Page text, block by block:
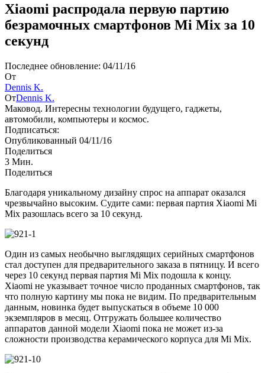
Xiaomi распродала первую партию
безрамочных смартфонов Mi Mix за 10
секунд
Последнее обновление: 04/11/16
От
Dennis K.
ОтDennis K.
Маковод. Интересны технологии будущего, гаджеты,
автомобили, компьютеры и космос.
Подписаться:
Опубликованный 04/11/16
Поделиться
3 Мин.
Поделиться
Благодаря уникальному дизайну спрос на аппарат оказался
чрезвычайно высоким. Судите сами: первая партия Xiaomi Mi
Mix разошлась всего за 10 секунд.
Один из самых необычно выглядящих серийных смартфонов
стал доступен для предварительного заказа в пятницу. И всего
через 10 секунд первая партия Mi Mix подошла к концу.
Xiaomi не указывает точное число проданных смартфонов, так
что полную картину мы пока не видим. По предварительным
данным, новинка будет выпускаться в объеме 10 000
экземпляров в месяц. Отгружать большее количество
аппаратов данной модели Xiaomi пока не может из-за
сложности производства керамического корпуса для Mi Mix.